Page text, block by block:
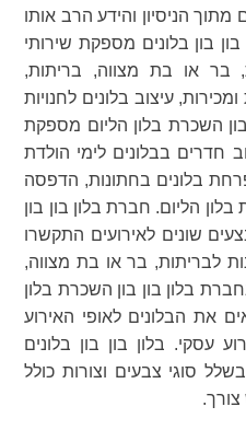
הניסיון והידע הרב אותו
בון בלונים מספקת שירותי
בר או בת מצווה, בריתות,
עיצוב בלונים לחנויות
בון השכרת בלון הליום מספקת
חדרים בבלונים לימי הולדת
בלונים בחתונות, הדפסה
הליום. חברת בלון בון בון
שונים לאירועים התקשרו
לבריתות, בר או בת מצווה,
בלון בון בון השכרת בלון
את הבלונים לאופי האירוע
עסקי. בלון בון בון בלונים
סוגי צבעים וצורות כולל
צורך.